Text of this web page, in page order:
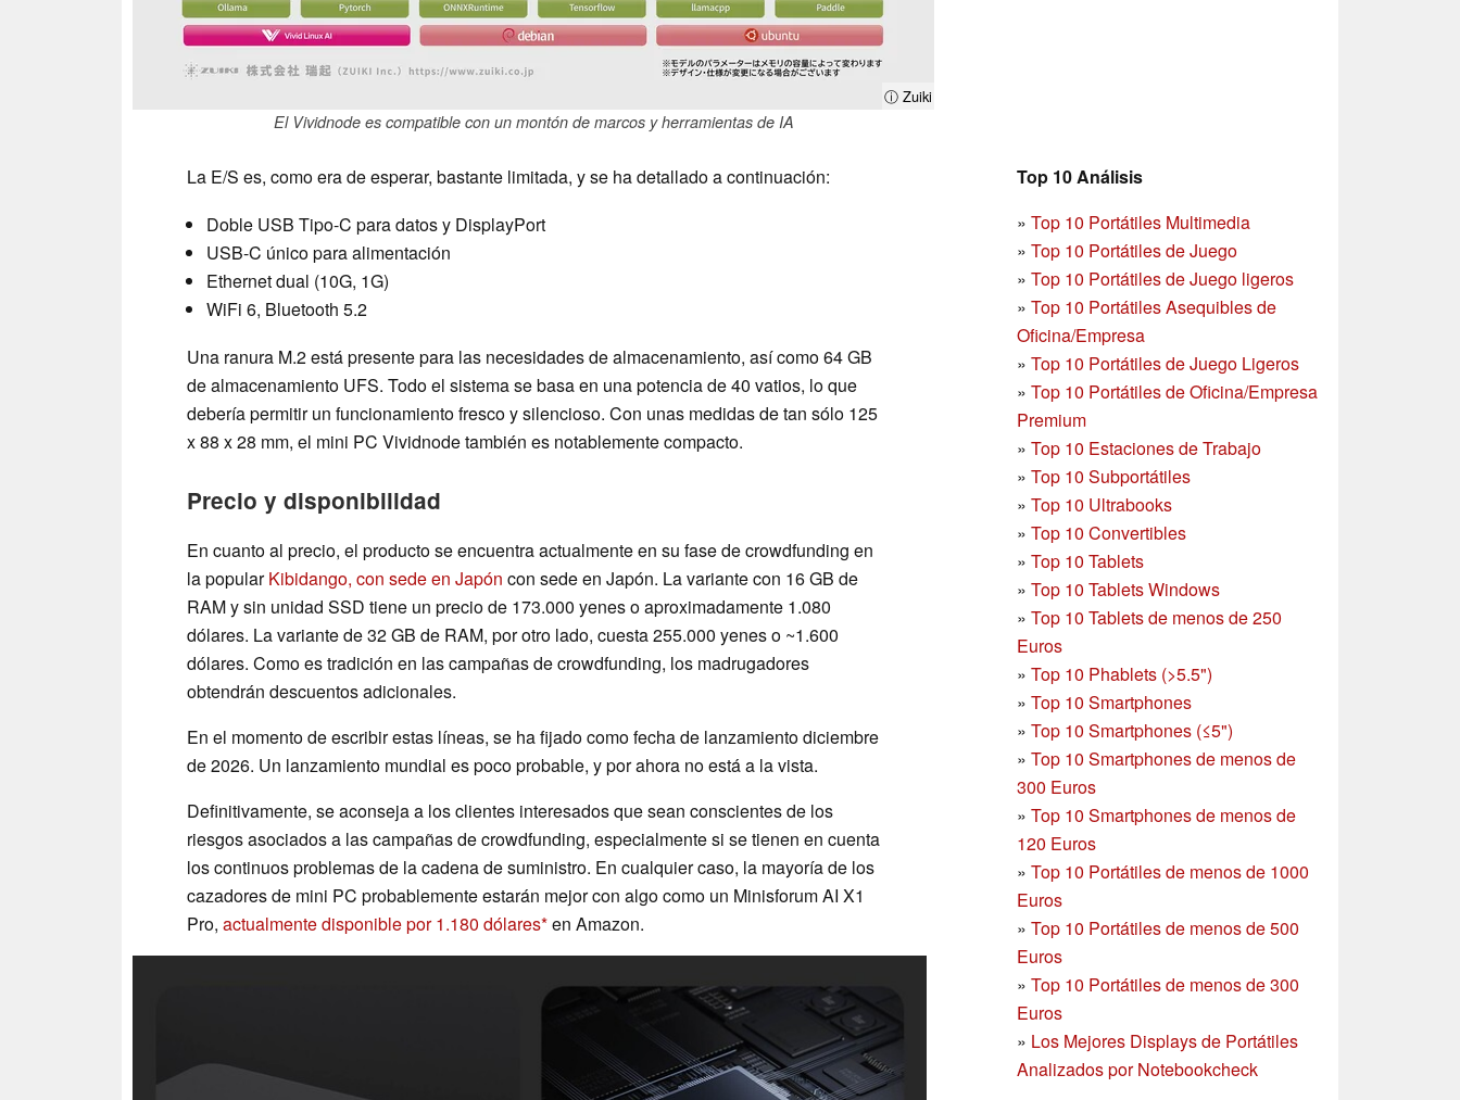
ⓘ Zuiki
El Vividnode es compatible con un montón de marcos y herramientas de IA
Top 10 Análisis
» Top 10 Portátiles Multimedia
» Top 10 Portátiles de Juego
» Top 10 Portátiles de Juego ligeros
» Top 10 Portátiles Asequibles de
Oficina/Empresa
» Top 10 Portátiles de Juego Ligeros
» Top 10 Portátiles de Oficina/Empresa
Premium
» Top 10 Estaciones de Trabajo
» Top 10 Subportátiles
» Top 10 Ultrabooks
» Top 10 Convertibles
» Top 10 Tablets
» Top 10 Tablets Windows
» Top 10 Tablets de menos de 250
Euros
» Top 10 Phablets (>5.5")
» Top 10 Smartphones
» Top 10 Smartphones (≤5")
» Top 10 Smartphones de menos de
300 Euros
» Top 10 Smartphonesde menos de
120 Euros
» Top 10 Portátiles de menos de 1000
Euros
» Top 10 Portátiles de menos de 500
Euros
» Top 10 Portátiles de menos de 300
Euros
» Los Mejores Displays de Portátiles
Analizados por Notebookcheck
La E/S es, como era de esperar, bastante limitada, y se ha detallado a continuación:
Doble USB Tipo-C para datos y DisplayPort
USB-C único para alimentación
Ethernet dual (10G, 1G)
WiFi 6, Bluetooth 5.2
Una ranura M.2 está presente para las necesidades de almacenamiento, así como 64 GB
de almacenamiento UFS. Todo el sistema se basa en una potencia de 40 vatios, lo que
debería permitir un funcionamiento fresco y silencioso. Con unas medidas de tan sólo 125
x 88 x 28 mm, el mini PC Vividnode también es notablemente compacto.
Precio y disponibilidad
En cuanto al precio, el producto se encuentra actualmente en su fase de crowdfunding en
la popularKibidango, con sede en Japón con sede en Japón. La variante con 16 GB de
RAM y sin unidad SSD tiene un precio de 173.000 yenes o aproximadamente 1.080
dólares. La variante de 32 GB de RAM, por otro lado, cuesta 255.000 yenes o ~1.600
dólares. Como es tradición en las campañas de crowdfunding, los madrugadores
obtendrán descuentos adicionales.
En el momento de escribir estas líneas, se ha fijado como fecha de lanzamiento diciembre
de 2026. Un lanzamiento mundial es poco probable, y por ahora no está a la vista.
Definitivamente, se aconseja a los clientes interesados que sean conscientes de los
riesgos asociados a las campañas de crowdfunding, especialmente si se tienen en cuenta
los continuos problemas de la cadena de suministro. En cualquier caso, la mayoría de los
cazadores de mini PC probablemente estarán mejor con algo como un Minisforum AI X1
Pro, actualmente disponible por 1.180 dólares en Amazon.